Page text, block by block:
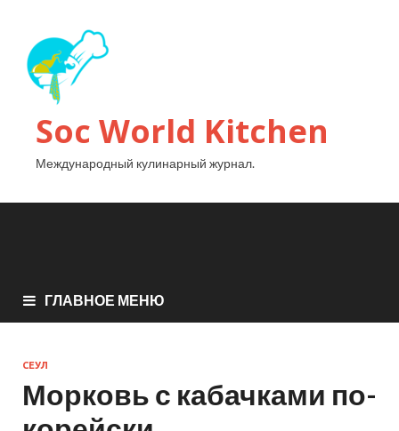
Soc World Kitchen
Международный кулинарный журнал.
ГЛАВНОЕ МЕНЮ
СЕУЛ
Морковь с кабачками по-